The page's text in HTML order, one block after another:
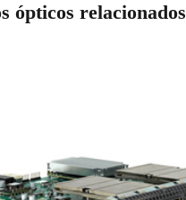
ópticos relacionados